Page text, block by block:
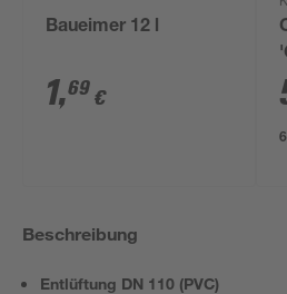
Baueimer 12 l
1,69 €
Beschreibung
Entlüftung DN 110 (PVC)